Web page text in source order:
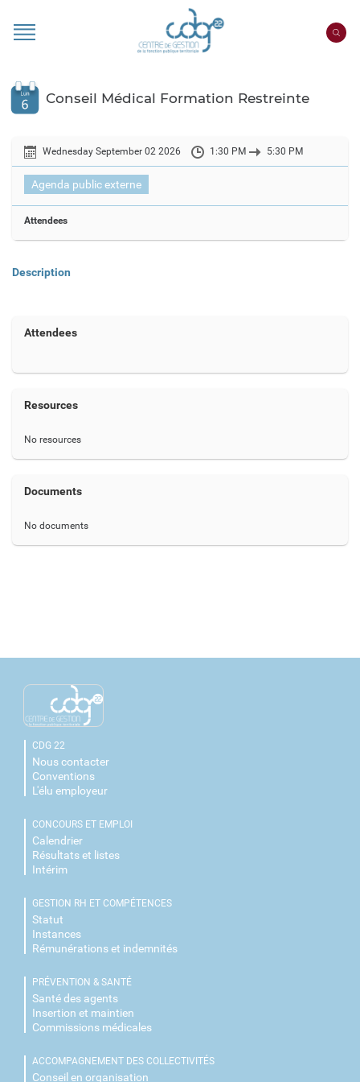
CDG
Conseil Médical Formation Restreinte
Wednesday September 02 2026 1:30 PM 5:30 PM
Agenda public externe
Attendees
Description
Attendees
Resources
No resources
Documents
No documents
CDG 22
Nous contacter
Conventions
L'élu employeur
CONCOURS ET EMPLOI
Calendrier
Résultats et listes
Intérim
GESTION RH ET COMPÉTENCES
Statut
Instances
Rémunérations et indemnités
PRÉVENTION & SANTÉ
Santé des agents
Insertion et maintien
Commissions médicales
ACCOMPAGNEMENT DES COLLECTIVITÉS
Conseil en organisation